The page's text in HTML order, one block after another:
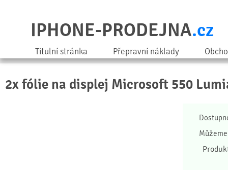
IPHONE-PRODEJNA.cz
Titulní stránka Přepravní náklady
2x fólie na displej Microsoft 550